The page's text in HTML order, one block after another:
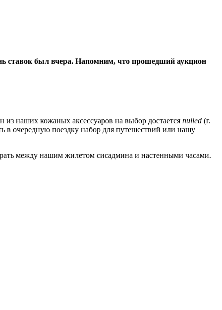
ставок был вчера. Напомним, что прошедший аукцион
наших кожаных аксессуаров на выбор достается nulled (г.
в очередную поездку набор для путешествий или нашу
между нашим жилетом сисадмина и настенными часами.